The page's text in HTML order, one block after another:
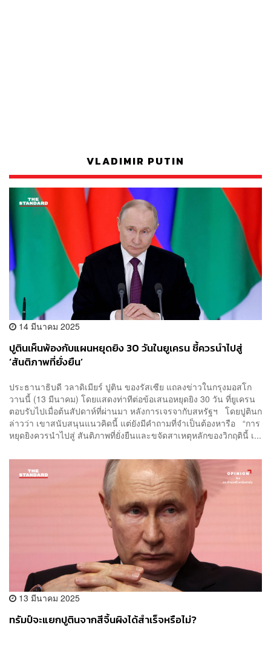
VLADIMIR PUTIN
14 มีนาคม 2025
ปูตินเห็นพ้องกับแผนหยุดยิง 30 วันในยูเครน ชี้ควรนำไปสู่
‘สันติภาพที่ยั่งยืน’
ประธานาธิบดี วลาดิเมียร์ ปูติน ของรัสเซีย แถลงข่าวในกรุงมอสโก
วานนี้ (13 มีนาคม) โดยแสดงท่าทีต่อข้อเสนอหยุดยิง 30 วัน ที่ยูเครน
ตอบรับไปเมื่อต้นสัปดาห์ที่ผ่านมา หลังการเจรจากับสหรัฐฯ โดยปูตินก
ล่าวว่า เขาสนับสนุนแนวคิดนี้ แต่ยังมีคำถามที่จำเป็นต้องหารือ “การ
หยุดยิงควรนำไปสู่ ​​สันติภาพที่ยั่งยืนและขจัดสาเหตุหลักของวิกฤตินี้ เ...
13 มีนาคม 2025
ทรัมป์จะแยกปูตินจากสีจิ้นผิงได้สำเร็จหรือไม่?